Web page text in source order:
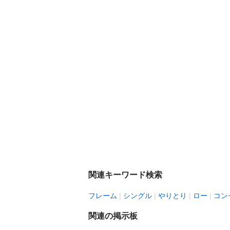
関連キーワード検索
フレーム シングル やりとり ロー コ
関連の掲示板